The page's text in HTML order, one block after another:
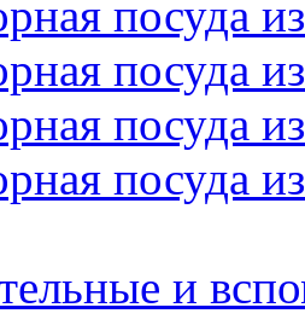
посуда
посуда
посуда
посуда
и